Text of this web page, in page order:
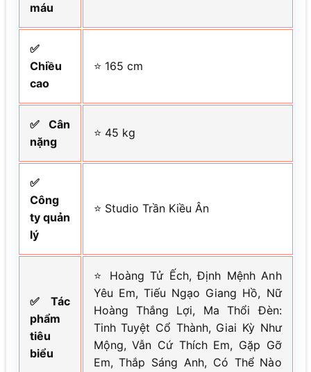
máu
✅
Chiều
cao
⭐ 165 cm
✅ Cân
nặng
⭐ 45 kg
✅
Công
ty quản
lý
⭐ Studio Trần Kiều Ân
✅ Tác
phẩm
tiêu
biểu
⭐ Hoàng Tử Ếch, Định Mệnh Anh
Yêu Em, Tiếu Ngạo Giang Hồ, Nữ
Hoàng Thắng Lợi, Ma Thổi Đèn:
Tinh Tuyệt Cổ Thành, Giai Kỳ Như
Mộng, Vẫn Cứ Thích Em, Gặp Gỡ
Em, Thắp Sáng Anh, Có Thể Nào